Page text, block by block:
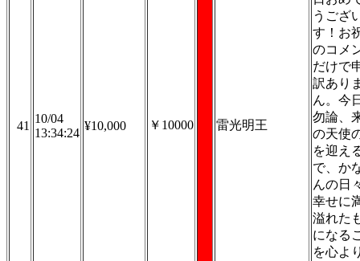
41
10/04
13:34:24
¥10,000 ￥10000 雷光明王
うござ
す！お
のコメ
だけで
訳あり
ん。今
勿論、
の天使
を迎え
で、か
んの日
幸せに
溢れた
になる
を心よ